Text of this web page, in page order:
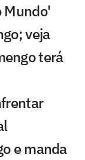
Mundo'
veja
terá
e manda